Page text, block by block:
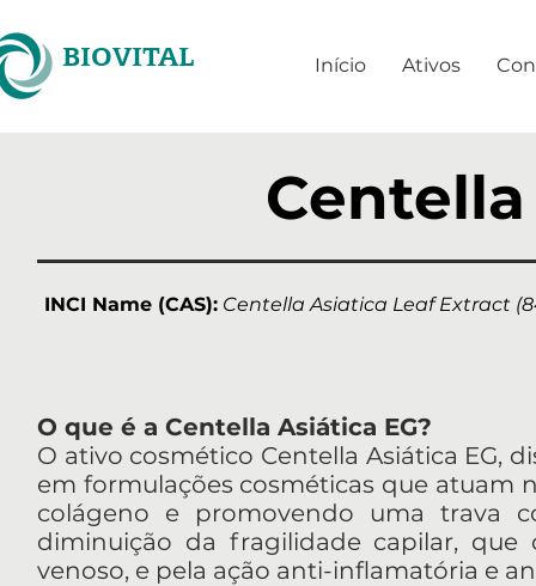
BIOVITAL Início Ativos
INCI Name (CAS): Centella Asiatica Leaf Extract
O que é a Centella Asiática EG?
O ativo cosmético Centella Asiática EG,
em formulações cosméticas que atuam
colágeno e promovendo uma trava
diminuição da fragilidade capilar, que
venoso, e pela ação anti-inflamatória e